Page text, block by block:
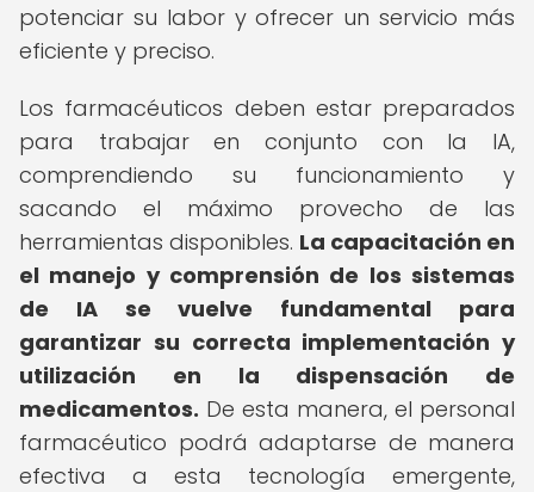
potenciar su labor y ofrecer un servicio más
eficiente y preciso.
Los farmacéuticos deben estar preparados
para trabajar en conjunto con la IA,
comprendiendo su funcionamiento y
sacando el máximo provecho de las
herramientas disponibles. La capacitación en
el manejo y comprensión de los sistemas
de IA se vuelve fundamental para
garantizar su correcta implementación y
utilización en la dispensación de
medicamentos. De esta manera, el personal
farmacéutico podrá adaptarse de manera
efectiva a esta tecnología emergente,